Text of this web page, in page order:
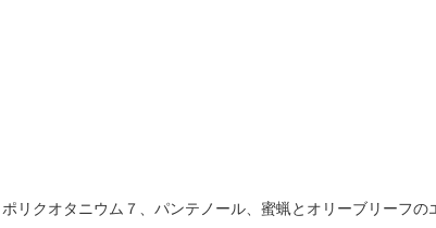
リクオタニウム７、パンテノール、蜜蝋とオリーブリーフの